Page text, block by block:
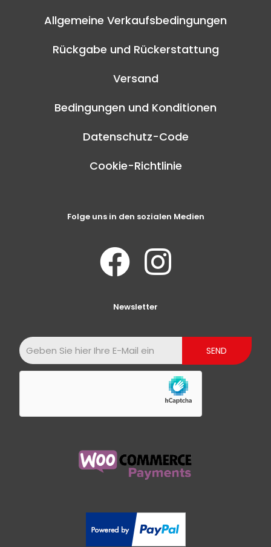
Allgemeine Verkaufsbedingungen
Rückgabe und Rückerstattung
Versand
Bedingungen und Konditionen
Datenschutz-Code
Cookie-Richtlinie
Folge uns in den sozialen Medien
Newsletter